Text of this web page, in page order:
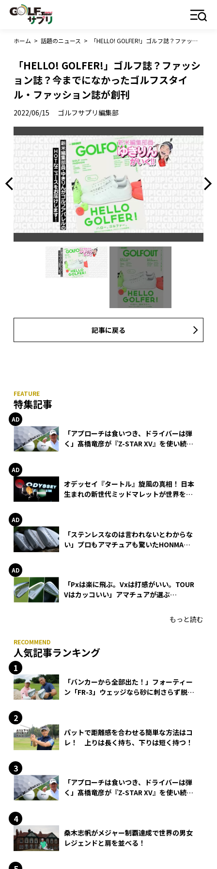
ホーム > 話題のニュース > 「HELLO! GOLFER!」ゴルフ誌？ファッション誌？今までになかったゴルフスタイル・ファッション誌が創刊
「HELLO! GOLFER!」ゴルフ誌？ファッシ
ョン誌？今までになかったゴルフスタイ
ル・ファッション誌が創刊
2022/06/15 ゴルフサプリ編集部
記事に戻る
特集記事
「アプローチは食いつき、ドライバーは弾
く」髙橋竜彦が『Z-STAR XV』を使い続け
オデッセイ『タートル』旋風の真相！ 日本
生まれの新世代ミッドマレットが世界を席
「ステンレスなのは言われないとわからな
い」プロもアマチュアも驚いたHONMA
「Pxは楽に飛ぶ。Vxは打感がいい。TOUR
Vはカッコいい」アマチュアが選ぶ
もっと読む
人気記事ランキング
「バンカーから全部出た！」フォーティー
ン「FR-3」ウェッジなら砂に刺さらず脱出
パットで距離感を合わせる簡単な方法はコ
レ！ 上りは長く持ち、下りは短く持つ！
「アプローチは食いつき、ドライバーは弾
く」髙橋竜彦が『Z-STAR XV』を使い続け
桑木志帆がメジャー制覇達成で世界の男女
レジェンドと肩を並べる！